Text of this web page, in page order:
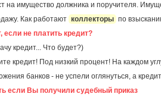
на имущество должника и поручителя.
Как работают коллекторы по
если не платить кредит?
кредит... Что будет?)
кредит! Под низкий процент! На каждом
банков - не успели оглянуться, а
если Вы получили судебный приказ